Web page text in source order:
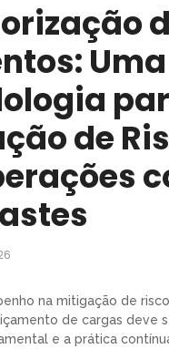
Uma
de
na mitigação de
de cargas deve
e a prática